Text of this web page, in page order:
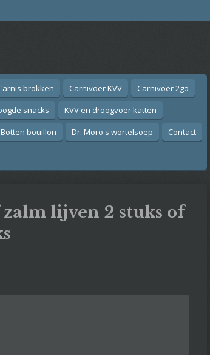
brokken Carnivoer KVV
Carnivoer 2go
snacks
KVV en droogvoer katten
Botten bouillon Dr. Moro's wortelsoep Contact
lijven 2 stuks of